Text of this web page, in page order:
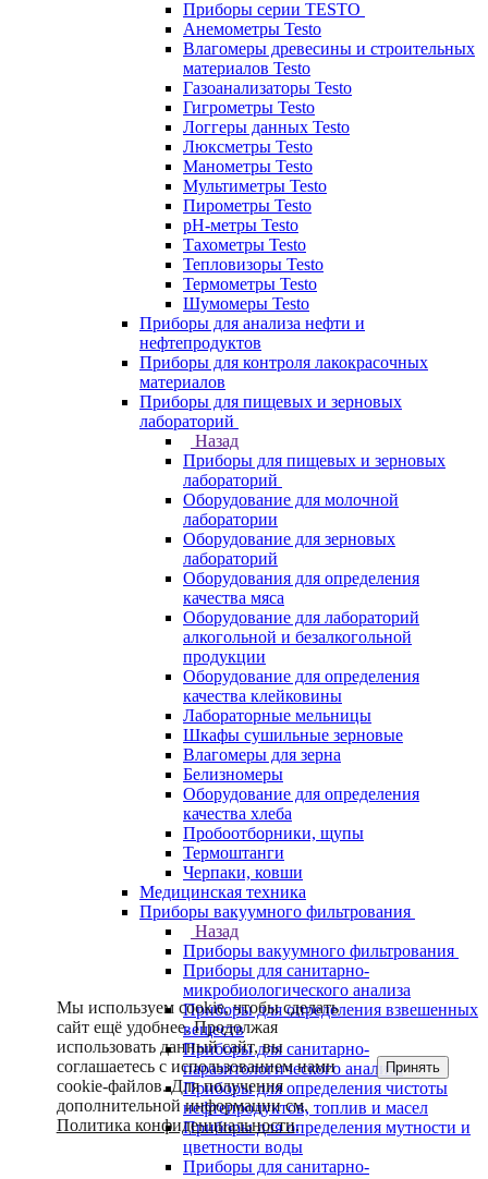
Приборы серии TESTO
Анемометры Testo
Влагомеры древесины и строительных
материалов Testo
Газоанализаторы Testo
Гигрометры Testo
Логгеры данных Testo
Люксметры Testo
Манометры Testo
Мультиметры Testo
Пирометры Testo
pH-метры Testo
Тахометры Testo
Тепловизоры Testo
Термометры Testo
Шумомеры Testo
Приборы для анализа нефти и
нефтепродуктов
Приборы для контроля лакокрасочных
материалов
Приборы для пищевых и зерновых
лабораторий
Назад
Приборы для пищевых и зерновых
лабораторий
Оборудование для молочной
лаборатории
Оборудование для зерновых
лабораторий
Оборудования для определения
качества мяса
Оборудование для лабораторий
алкогольной и безалкогольной
продукции
Оборудование для определения
качества клейковины
Лабораторные мельницы
Шкафы сушильные зерновые
Влагомеры для зерна
Белизномеры
Оборудование для определения
качества хлеба
Пробоотборники, щупы
Термоштанги
Черпаки, ковши
Медицинская техника
Приборы вакуумного фильтрования
Назад
Приборы вакуумного фильтрования
Приборы для санитарно-
микробиологического анализа
Приборы для определения взвешенных
веществ
Приборы для санитарно-
паразитологического анализа
Приборы для определения чистоты
нефтепродуктов, топлив и масел
Приборы для определения мутности и
цветности воды
Приборы для санитарно-
Мы используем cookie, чтобы сделать
сайт ещё удобнее. Продолжая
использовать данный сайт, вы
соглашаетесь с использованием нами
cookie-файлов. Для получения
дополнительной информации см.
Политика конфиденциальности.
Принять